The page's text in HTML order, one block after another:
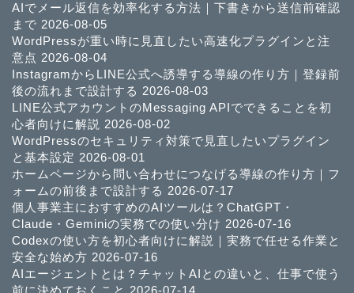
AIでメール返信を効率化する方法｜下書きから送信前確認
まで 2026-08-05
WordPressが重い時に見直したい高速化プラグインと注
意点 2026-08-04
InstagramからLINE公式へ誘導する導線の作り方｜登録前
後の流れまで設計する 2026-08-03
LINE公式アカウントのMessaging APIでできることを初
心者向けに解説 2026-08-02
WordPressのセキュリティ対策で見直したいプラグイン
と基本設定 2026-08-01
ホームページから問い合わせにつなげる導線の作り方｜フ
ォームの前後まで設計する 2026-07-17
個人事業主におすすめのAIツールは？ChatGPT・
Claude・Geminiの実務での使い分け 2026-07-16
Codexの使い方を初心者向けに解説｜実務で任せる作業と
安全な始め方 2026-07-16
AIエージェントとは？チャットAIとの違いと、仕事で使う